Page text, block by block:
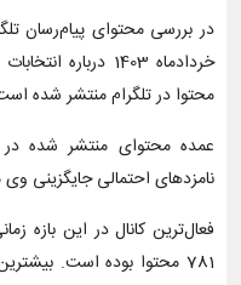
محتوا در تلگرام منتشر شده
عمده محتوای منتشر شده
نامزدهای احتمالی جایگزینی
فعال‌ترین کانال در این بازه
781 محتوا بوده است.